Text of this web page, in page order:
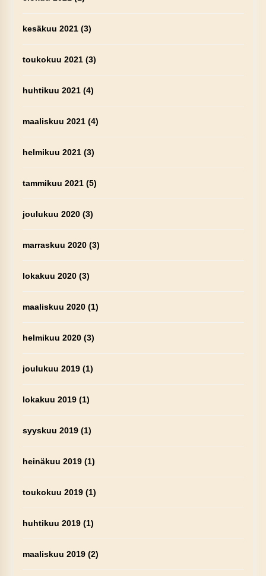
kesäkuu 2021(3)
toukokuu 2021(3)
huhtikuu 2021(4)
maaliskuu 2021(4)
helmikuu 2021(3)
tammikuu 2021(5)
joulukuu 2020(3)
marraskuu 2020(3)
lokakuu 2020(3)
maaliskuu 2020(1)
helmikuu 2020(3)
joulukuu 2019(1)
lokakuu 2019(1)
syyskuu 2019(1)
heinäkuu 2019(1)
toukokuu 2019(1)
huhtikuu 2019(1)
maaliskuu 2019(2)